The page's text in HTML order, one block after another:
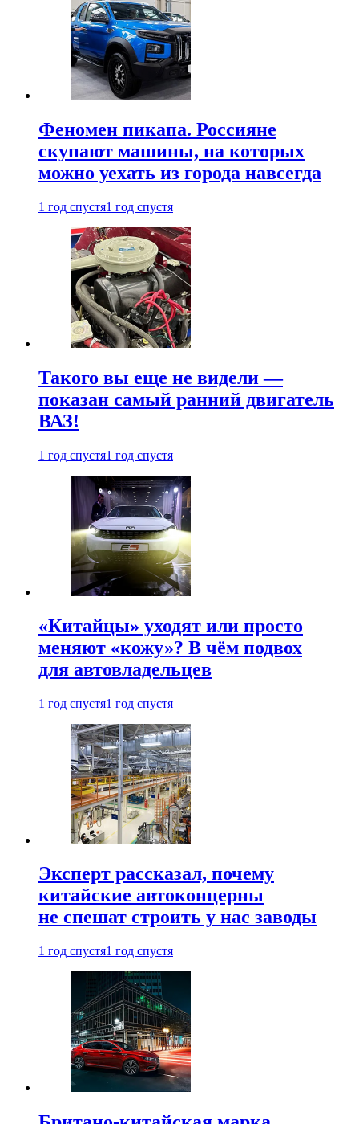
Феномен пикапа. Россияне
скупают машины, на которых
можно уехать из города навсегда
1 год спустя1 год спустя
Такого вы еще не видели —
показан самый ранний двигатель
ВАЗ!
1 год спустя1 год спустя
«Китайцы» уходят или просто
меняют «кожу»? В чём подвох
для автовладельцев
1 год спустя1 год спустя
Эксперт рассказал, почему
китайские автоконцерны
не спешат строить у нас заводы
1 год спустя1 год спустя